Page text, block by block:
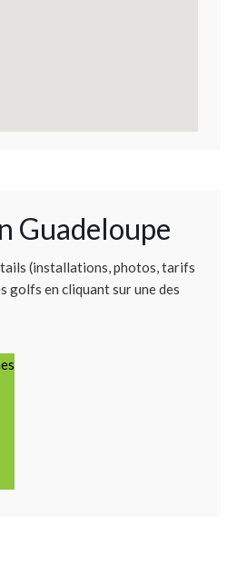
Guadeloupe
(installations, photos, tarifs
golfs en cliquant sur une des